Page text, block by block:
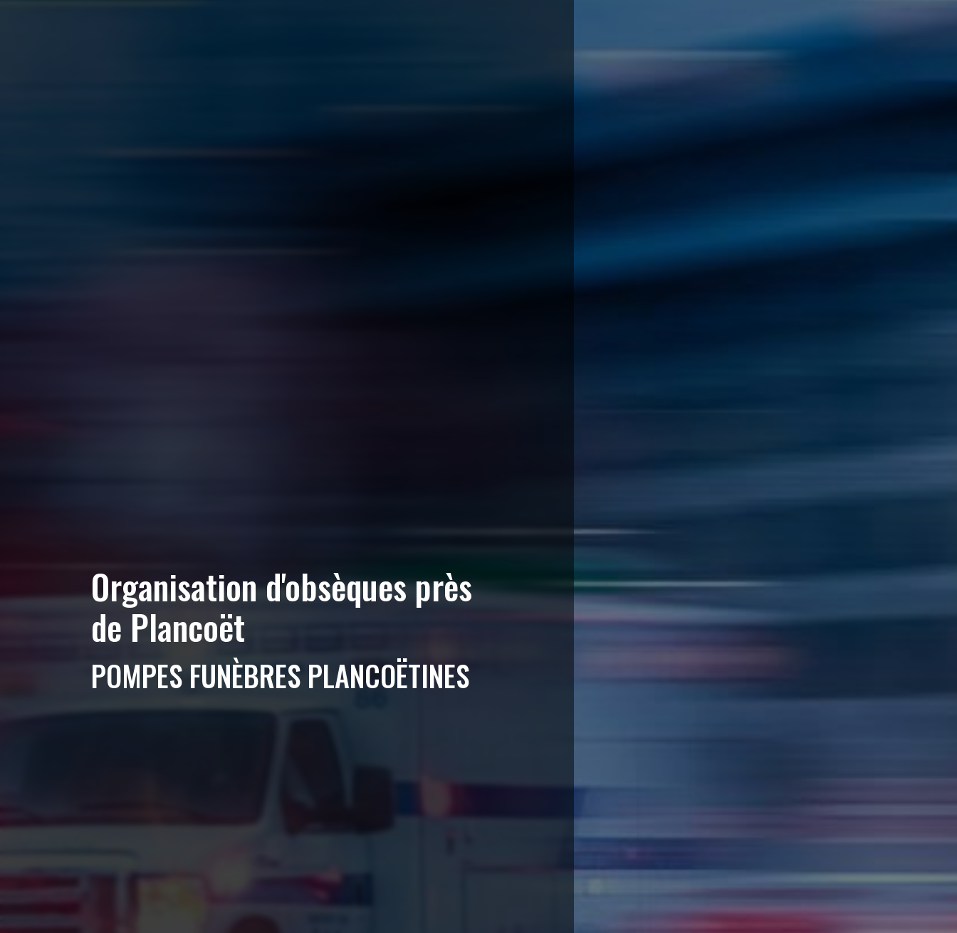
Organisation d'obsèques près
de Plancoët
POMPES FUNÈBRES PLANCOËTINES